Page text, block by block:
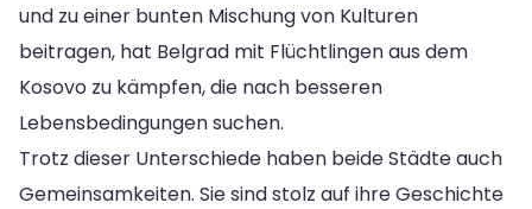
und zu einer bunten Mischung von Kulturen
beitragen, hat Belgrad mit Flüchtlingen aus dem
Kosovo zu kämpfen, die nach besseren
Lebensbedingungen suchen.
Trotz dieser Unterschiede haben beide Städte auch
Gemeinsamkeiten. Sie sind stolz auf ihre Geschichte